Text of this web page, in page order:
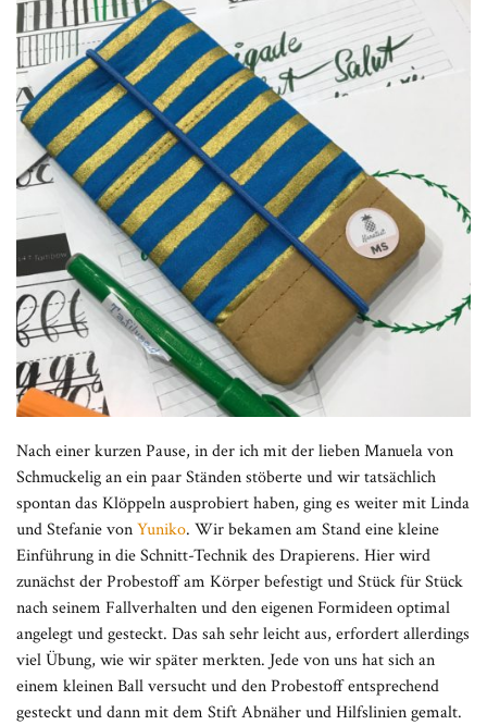
Nach einer kurzen Pause, in der ich mit der lieben Manuela von
Schmuckelig an ein paar Ständen stöberte und wir tatsächlich
spontan das Klöppeln ausprobiert haben, ging es weiter mit Linda
und Stefanie vonYuniko. Wir bekamen am Stand eine kleine
Einführung in die Schnitt-Technik des Drapierens. Hier wird
zunächst der Probestoff am Körper befestigt und Stück für Stück
nach seinem Fallverhalten und den eigenen Formideen optimal
angelegt und gesteckt. Das sah sehr leicht aus, erfordert allerdings
viel Übung, wie wir später merkten. Jede von uns hat sich an
einem kleinen Ball versucht und den Probestoff entsprechend
gesteckt und dann mit dem Stift Abnäher und Hilfslinien gemalt.